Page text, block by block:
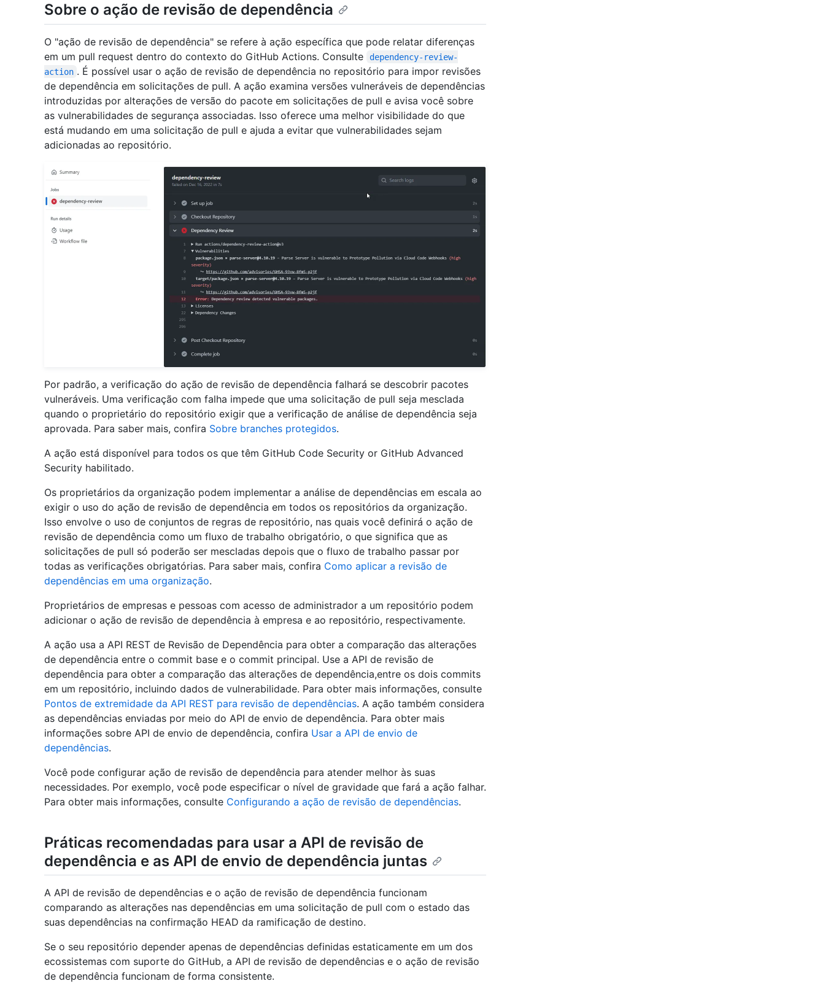
Sobre o ação de revisão de dependência
O "ação de revisão de dependência" se refere à ação específica que pode relatar diferenças
em um pull request dentro do contexto do GitHub Actions. Consulte
dependency-review-
action . É possível usar o ação de revisão de dependência no repositório para impor revisões
de dependência em solicitações de pull. A ação examina versões vulneráveis de dependências
introduzidas por alterações de versão do pacote em solicitações de pull e avisa você sobre
as vulnerabilidades de segurança associadas. Isso oferece uma melhor visibilidade do que
está mudando em uma solicitação de pull e ajuda a evitar que vulnerabilidades sejam
adicionadas ao repositório.
Por padrão, a verificação do ação de revisão de dependência falhará se descobrir pacotes
vulneráveis. Uma verificação com falha impede que uma solicitação de pull seja mesclada
quando o proprietário do repositório exigir que a verificação de análise de dependência seja
aprovada. Para saber mais, confira Sobre branches protegidos.
A ação está disponível para todos os que têm GitHub Code Security or GitHub Advanced
Security habilitado.
Os proprietários da organização podem implementar a análise de dependências em escala ao
exigir o uso do ação de revisão de dependência em todos os repositórios da organização.
Isso envolve o uso de conjuntos de regras de repositório, nas quais você definirá o ação de
revisão de dependência como um fluxo de trabalho obrigatório, o que significa que as
solicitações de pull só poderão ser mescladas depois que o fluxo de trabalho passar por
todas as verificações obrigatórias. Para saber mais, confira Como aplicar a revisão de
dependências em uma organização.
Proprietários de empresas e pessoas com acesso de administrador a um repositório podem
adicionar o ação de revisão de dependência à empresa e ao repositório, respectivamente.
A ação usa a API REST de Revisão de Dependência para obter a comparação das alterações
de dependência entre o commit base e o commit principal. Use a API de revisão de
dependência para obter a comparação das alterações de dependência,entre os dois commits
em um repositório, incluindo dados de vulnerabilidade. Para obter mais informações, consulte
Pontos de extremidade da API REST para revisão de dependências. A ação também considera
as dependências enviadas por meio do API de envio de dependência. Para obter mais
informações sobre API de envio de dependência, confira Usar a API de envio de
dependências.
Você pode configurar ação de revisão de dependência para atender melhor às suas
necessidades. Por exemplo, você pode especificar o nível de gravidade que fará a ação falhar.
Para obter mais informações, consulte Configurando a ação de revisão de dependências.
Práticas recomendadas para usar a API de revisão de
dependência e as API de envio de dependência juntas
A API de revisão de dependências e o ação de revisão de dependência funcionam
comparando as alterações nas dependências em uma solicitação de pull com o estado das
suas dependências na confirmação HEAD da ramificação de destino.
Se o seu repositório depender apenas de dependências definidas estaticamente em um dos
ecossistemas com suporte do GitHub, a API de revisão de dependências e o ação de revisão
de dependência funcionam de forma consistente.